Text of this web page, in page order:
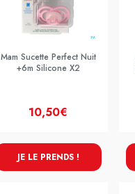
Mam Sucette Perfect Nuit
+6m Silicone X2
10,50€
JE LE PRENDS !